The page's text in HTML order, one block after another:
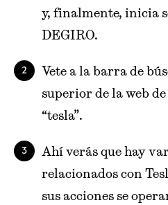
y, finalmente, inicia
DEGIRO.
Vete a la barra de
superior de la web
“tesla”.
Ahí verás que hay
relacionados con
sus acciones se